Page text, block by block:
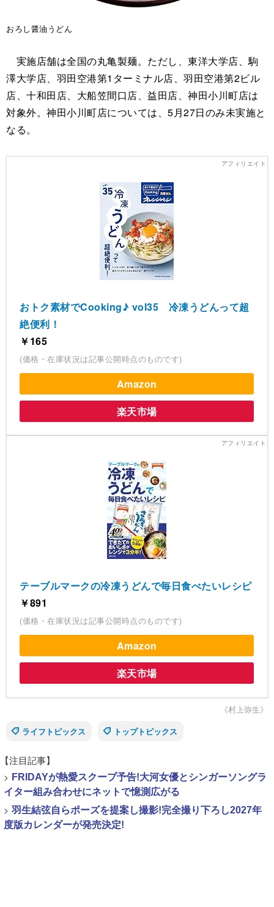
おろし醤油うどん
実施店舗は全国の丸亀製麺。ただし、東洋大学店、駒
澤大学店、羽田空港第1ターミナル店、羽田空港第2ビル
店、十和田店、大船笠間口店、益田店、神田小川町店は
対象外。神田小川町店については、5月27日のみ未実施と
なる。
おトク素材でCooking♪ vol35 冷凍うどんって超
絶便利！
￥165
(価格・在庫状況は記事公開時点のものです)
Amazon
楽天市場
テーブルマークの冷凍うどんで毎日食べたいレシピ
￥891
(価格・在庫状況は記事公開時点のものです)
Amazon
楽天市場
《村上弥生》
ライフトピックス
トップトピックス
【注目記事】
> FRIDAYが熱愛スクープ予告!大河女優とシンガーソングラ
イター組み合わせにネットで憶測広がる
> 羽生結弦自らポーズを提案し撮影!完全撮り下ろし2027年
度版カレンダーが発売決定!